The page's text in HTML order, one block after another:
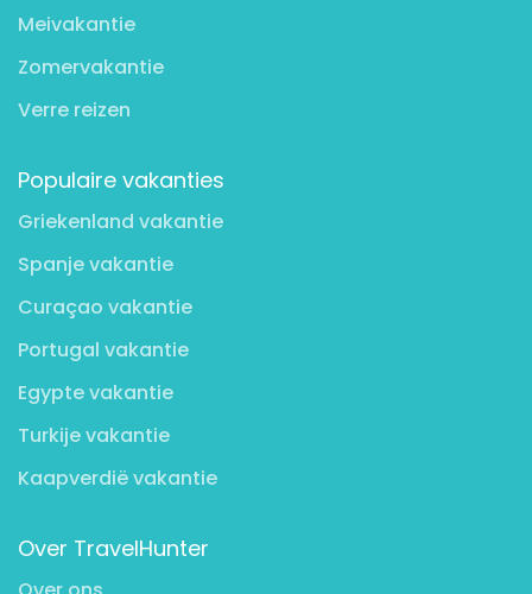
Meivakantie
Zomervakantie
Verre reizen
Populaire vakanties
Griekenland vakantie
Spanje vakantie
Curaçao vakantie
Portugal vakantie
Egypte vakantie
Turkije vakantie
Kaapverdië vakantie
Over TravelHunter